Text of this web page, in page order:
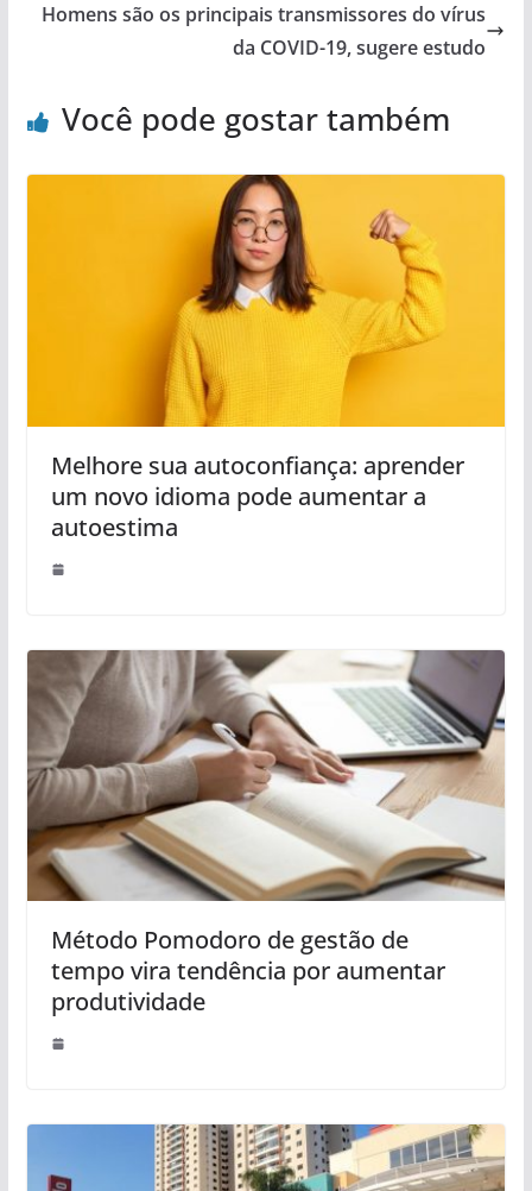
Homens são os principais transmissores do vírus
da COVID-19, sugere estudo
Você pode gostar também
Melhore sua autoconfiança: aprender
um novo idioma pode aumentar a
autoestima
Método Pomodoro de gestão de
tempo vira tendência por aumentar
produtividade